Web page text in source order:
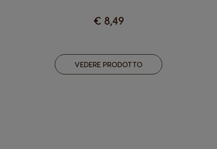
€ 8,49
VEDERE PRODOTTO